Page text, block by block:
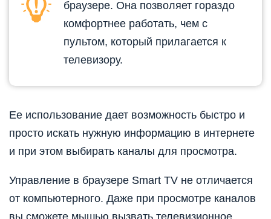
браузере. Она позволяет гораздо
комфортнее работать, чем с
пультом, который прилагается к
телевизору.
Ее использование дает возможность быстро и
просто искать нужную информацию в интернете
и при этом выбирать каналы для просмотра.
Управление в браузере Smart TV не отличается
от компьютерного. Даже при просмотре каналов
вы сможете мышью вызвать телевизионное